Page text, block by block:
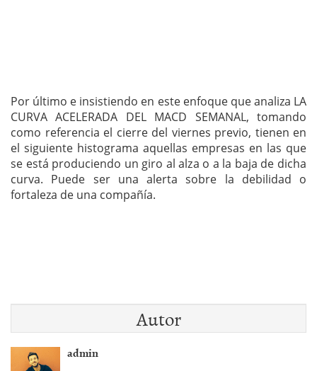
Por último e insistiendo en este enfoque que analiza LA
CURVA ACELERADA DEL MACD SEMANAL, tomando
como referencia el cierre del viernes previo, tienen en
el siguiente histograma aquellas empresas en las que
se está produciendo un giro al alza o a la baja de dicha
curva. Puede ser una alerta sobre la debilidad o
fortaleza de una compañía.
Autor
admin